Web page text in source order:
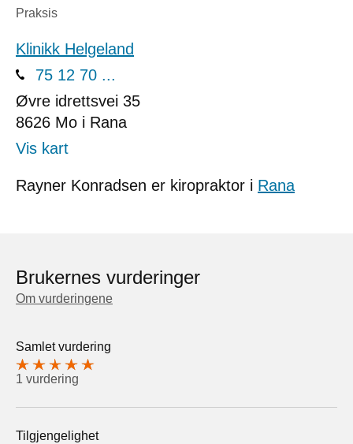
Praksis
Klinikk Helgeland
75 12 70 ...
Øvre idrettsvei 35
8626 Mo i Rana
Vis kart
Rayner Konradsen er kiropraktor i Rana
Brukernes vurderinger
Om vurderingene
Samlet vurdering
1 vurdering
Tilgjengelighet